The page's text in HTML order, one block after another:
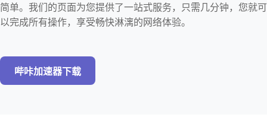
简单。我们的页面为您提供了一站式服务，只需几分钟，您就可
以完成所有操作，享受畅快淋漓的网络体验。
哔咔加速器下载